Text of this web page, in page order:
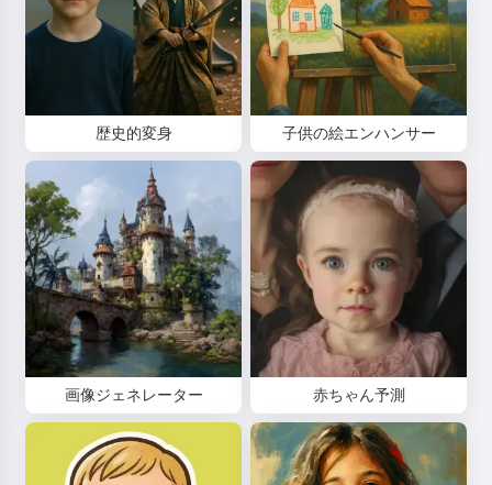
歴史的変身 子供の絵エンハンサー
画像ジェネレーター 赤ちゃん予測